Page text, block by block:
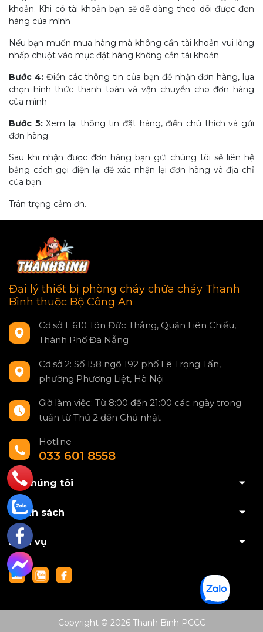
khoản. Khi có tài khoản bạn sẽ dễ dàng theo dõi được đơn
hàng của mình
Nếu bạn muốn mua hàng mà không cần tài khoản vui lòng
nhấp chuột vào mục đặt hàng không cần tài khoản
Bước 4:Điền các thông tin của bạn để nhận đơn hàng, lựa
chọn hình thức thanh toán và vận chuyển cho đơn hàng
của mình
Bước 5:Xem lại thông tin đặt hàng, điền chú thích và gửi
đơn hàng
Sau khi nhận được đơn hàng bạn gửi chúng tôi sẽ liên hệ
bằng cách gọi điện lại để xác nhận lại đơn hàng và địa chỉ
của bạn.
Trân trọng cảm ơn.
Đại lý thiết bị phòng cháy chữa cháy Thanh
Bình thuộc Bộ Công An
Cơ sở 1: 610 Tôn Đức Thắng, Quận Liên Chiểu,
Thành Phố Đà Nẵng
Cơ sở 2: Số 158 ngõ 192 phố Lê Trọng Tấn,
phường Phương Liệt, Hà Nội
Giờ làm việc: Từ 8:00 đến 21:00 các ngày trong
tuần từ Thứ 2 đến Chủ nhật
Hotline
033 601 8558
Về chúng tôi
Chính sách
Dịch vụ
Copyright © 2026 Thanh Bình PCCC